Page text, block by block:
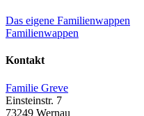
Das eigene Familienwappen
Familienwappen
Kontakt
Familie Greve
Einsteinstr. 7
73249 Wernau